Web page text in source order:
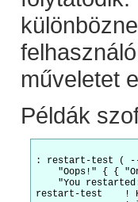
műveletet
Példák
: restart-test (
"Oops!" { {
"You
restart-test    !